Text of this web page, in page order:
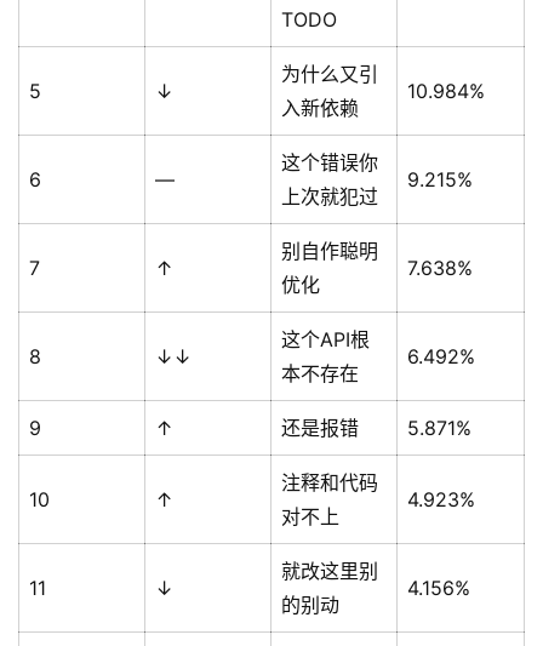
TODO
5 ↓
为什么又引
入新依赖
10.984%
6 —
这个错误你
上次就犯过
9.215%
7 ↑
别自作聪明
优化
7.638%
8 ↓↓
这个API根
本不存在
6.492%
9 ↑ 还是报错 5.871%
10 ↑
注释和代码
对不上
4.923%
11 ↓
就改这里别
的别动
4.156%